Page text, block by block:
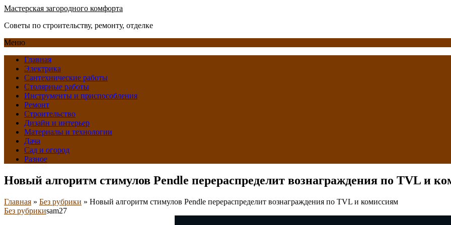
Мастерская загородного комфорта
Советы по строительству, ремонту, отделке
Меню
Главная
Электрика
Сантехнические работы
Столярные работы
Инструменты и приспособления
Ремонт
Строительство
Дизайн и интерьер
Материалы и технологии
Дача
Сад и огород
Разное
Новый алгоритм стимулов Pendle перераспределит вознаграждения по TVL и
Главная » Без рубрики » Новый алгоритм стимулов Pendle перераспределит вознаграждения по TVL и комиссиям
Без рубрикиsam27